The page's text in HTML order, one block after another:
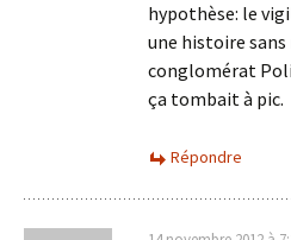
hypothèse: le
une histoire
conglomérat
ça tombait à pic.
Répondre